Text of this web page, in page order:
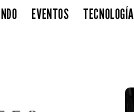
EVENTOS TECNOLOGÍA